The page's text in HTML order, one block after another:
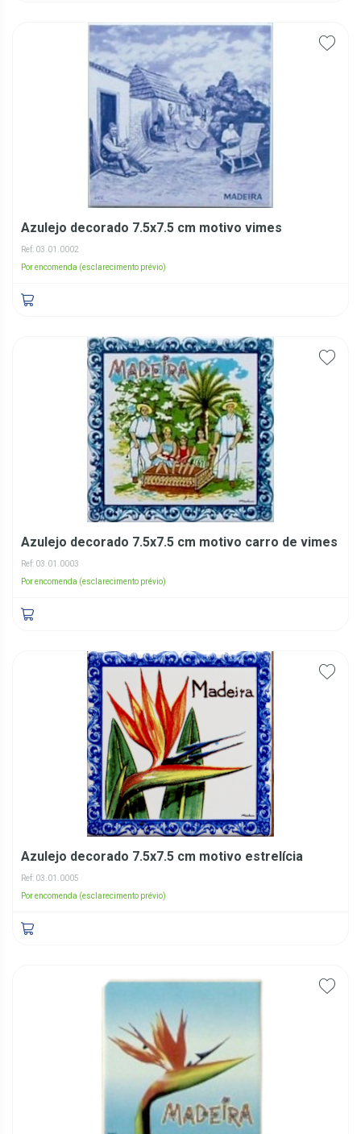
Azulejo decorado 7.5x7.5 cm motivo vimes
Ref: 03.01.0002
Por encomenda (esclarecimento prévio)
Azulejo decorado 7.5x7.5 cm motivo carro de vimes
Ref: 03.01.0003
Por encomenda (esclarecimento prévio)
Azulejo decorado 7.5x7.5 cm motivo estrelícia
Ref: 03.01.0005
Por encomenda (esclarecimento prévio)